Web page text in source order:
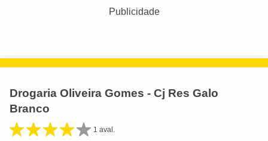
Publicidade
Drogaria Oliveira Gomes - Cj Res Galo
Branco
1 aval.